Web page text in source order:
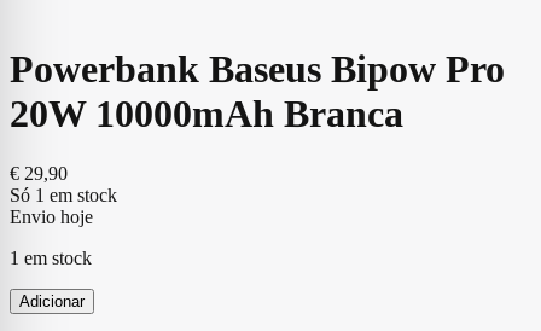
Powerbank Baseus Bipow Pro
20W 10000mAh Branca
€ 29,90
Só 1 em stock
Envio hoje
1 em stock
Adicionar